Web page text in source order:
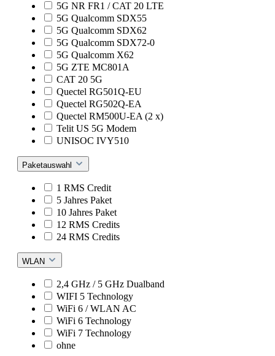
5G NR FR1 / CAT 20 LTE
5G Qualcomm SDX55
5G Qualcomm SDX62
5G Qualcomm SDX72-0
5G Qualcomm X62
5G ZTE MC801A
CAT 20 5G
Quectel RG501Q-EU
Quectel RG502Q-EA
Quectel RM500U-EA (2 x)
Telit US 5G Modem
UNISOC IVY510
Paketauswahl
1 RMS Credit
5 Jahres Paket
10 Jahres Paket
12 RMS Credits
24 RMS Credits
WLAN
2,4 GHz / 5 GHz Dualband
WIFI 5 Technology
WiFi 6 / WLAN AC
WiFi 6 Technology
WiFi 7 Technology
ohne